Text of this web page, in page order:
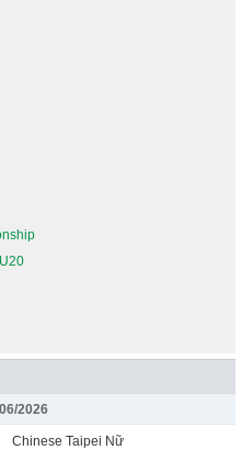
2026
Chinese Taipei Nữ